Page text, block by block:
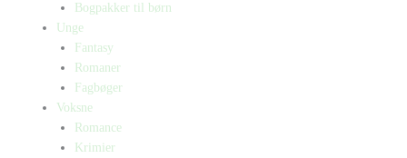
Bogpakker til børn
Unge
Fantasy
Romaner
Fagbøger
Voksne
Romance
Krimier